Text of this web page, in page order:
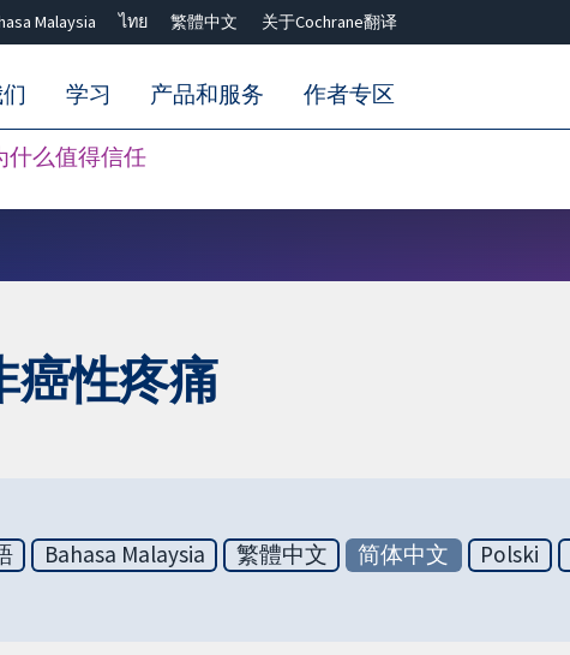
Malaysia ไทย 繁體中文 关于Cochrane翻译
什么值得信任
学习 产品和服务 作者专区
癌性疼痛
Bahasa Malaysia 繁體中文 简体中文 Polski